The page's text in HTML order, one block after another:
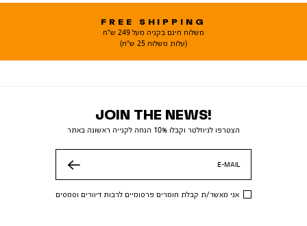
FREE SHIPPING
משלוח חינם בקניה מעל 249 ש"ח
(עלות משלוח 25 ש"ח)
JOIN THE NEWS!
הצטרפו לניוזלטר וקבלו 10% הנחה לקנייה ראשונה באתר
E-MAIL
אני מאשר/ת קבלת חומרים פרסומיים לרבות דיוורים וסמסים